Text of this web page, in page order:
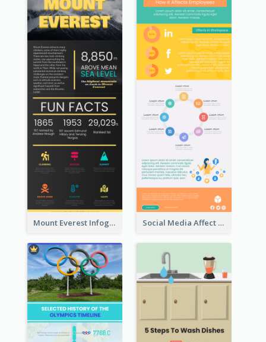
Mount Everest Infographic Social Media Affect Employments Infographic